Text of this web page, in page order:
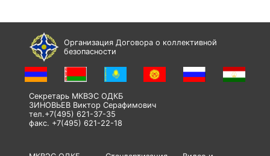
Организация Договора о коллективной
безопасности
Секретарь МКВЭС ОДКБ
ЗИНОВЬЕВ Виктор Серафимович
тел.+7(495) 621-37-35
факс. +7(495) 621-22-18